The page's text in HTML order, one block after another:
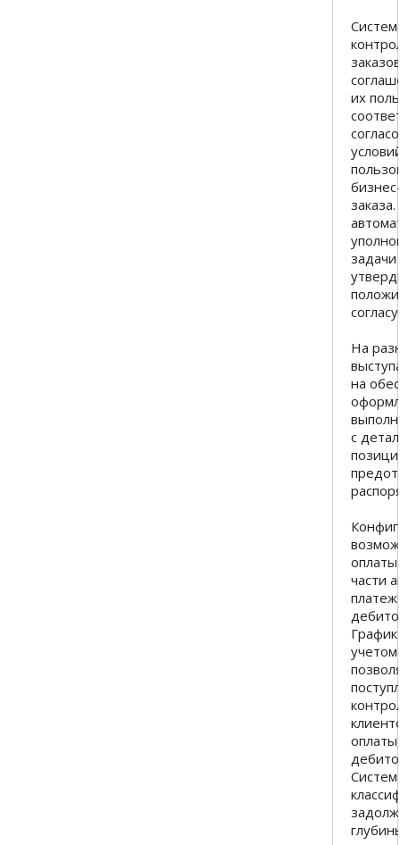
их
задачи
На
на
с
оплаты
части